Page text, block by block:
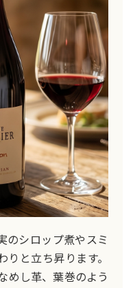
のシロップ煮やスミ
と立ち昇ります。
めし革、葉巻のよう